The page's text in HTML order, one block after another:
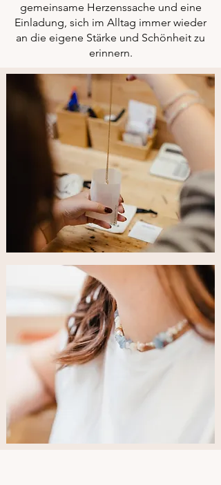
gemeinsame Herzenssache und eine
Einladung, sich im Alltag immer wieder
an die eigene Stärke und Schönheit zu
erinnern.